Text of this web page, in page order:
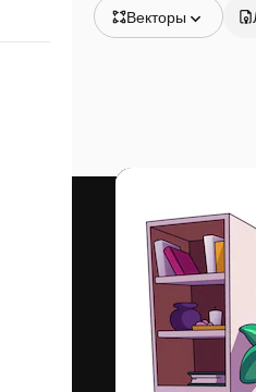
Векторы
Видео
Моушн-дизайн
Видеошаблоны
3D-модели
Шрифты
ваших